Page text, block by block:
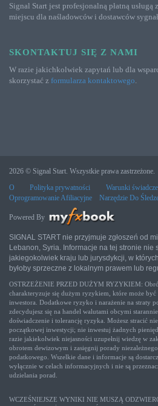
Signal Start jest profesjonalną płatną
miejscu dla naśladowców i dostawców
SKONTAKTUJ SIĘ Z NAMI
W razie jakichkolwiek zapytań lub dla
skorzystać z formularza kontaktowego.
2026 © Signal Start. Wszystkie prawa zastrzeżone.
O
Polityka prywatności Warunki
Oprogramowanie Afiliacyjne
Narzędzie Do
Powered By
SIGNAL START nie przyjmuje zgłoszeń od
Lebanon, Syria. Informacje na tej stronie
jakiegokolwiek kraju lub jurysdykcji, w
byłoby sprzeczne z lokalnym prawem lub
OSTRZEŻENIE PRZED DUŻYM RYZYKIEM:
charakteryzuje się dużym ryzykiem, które może
inwestora. Dodatkowe ryzyko i narażenie na straty
zdecydujesz się na handel walutami obcymi
doświadczenie i tolerancję ryzyka. Możesz stracić
początkowej inwestycji; nie inwestuj żadnych
razie jakiekolwiek niejasności uzupełnij wiedzę w
obrotem dewizowym i zasięgnij porady
podatkowego. Wszelkie dane i informacje są
wyłącznie w celach informacyjnych i nie są
udzielania porad.
WCZEŚNIEJSZE WYNIKI NIE MUSZĄ